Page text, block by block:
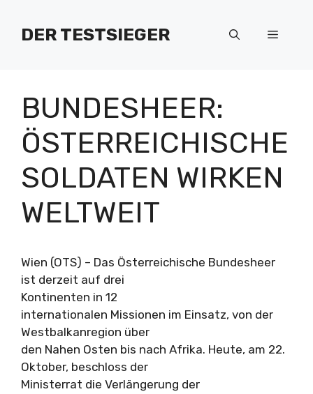
Inhalt
springenDER TESTSIEGER Menü
BUNDESHEER:
ÖSTERREICHISCHE
SOLDATEN WIRKEN
WELTWEIT
Wien (OTS) – Das Österreichische Bundesheer
ist derzeit auf drei
Kontinenten in 12
internationalen Missionen im Einsatz, von der
Westbalkanregion über
den Nahen Osten bis nach Afrika. Heute, am 22.
Oktober, beschloss der
Ministerrat die Verlängerung der